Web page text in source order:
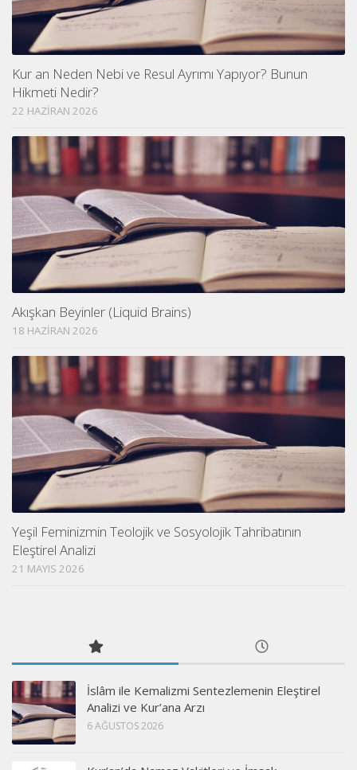
Kur an Neden Nebi ve Resul Ayrımı Yapıyor? Bunun
Hikmeti Nedir?
22 HAZIRAN 2026
Akışkan Beyinler (Liquid Brains)
18 HAZIRAN 2026
Yeşil Feminizmin Teolojik ve Sosyolojik Tahribatının
Eleştirel Analizi
21 MAYIS 2026
İslâm ile Kemalizmi Sentezlemenin Eleştirel
Analizi ve Kur’ana Arzı
6 AĞUSTOS 2026